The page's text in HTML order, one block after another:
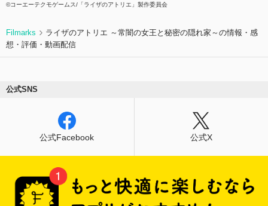
©コーエーテクモゲームス/「ライザのアトリエ」製作委員会
Filmarks
ライザのアトリエ ～常闇の女王と秘密の隠れ家～の情報・感
想・評価・動画配信
公式SNS
公式Facebook 公式X